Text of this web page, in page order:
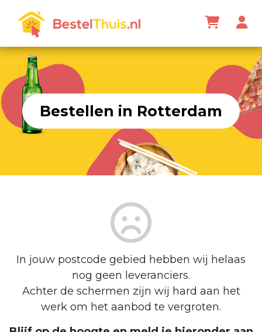
Bestellen in Rotterdam
In jouw postcode gebied hebben wij helaas
nog geen leveranciers.
Achter de schermen zijn wij hard aan het
werk om het aanbod te vergroten.